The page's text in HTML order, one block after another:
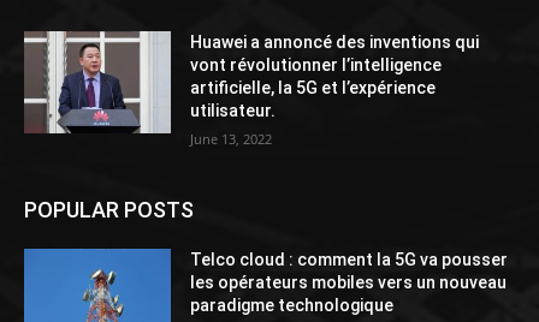
Huawei a annoncé des inventions qui
vont révolutionner l’intelligence
artificielle, la 5G et l’expérience
utilisateur.
June 13, 2022
POPULAR POSTS
Telco cloud : comment la 5G va pousser
les opérateurs mobiles vers un nouveau
paradigme technologique